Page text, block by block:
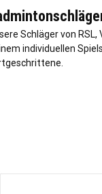
Schläger von
individuellen